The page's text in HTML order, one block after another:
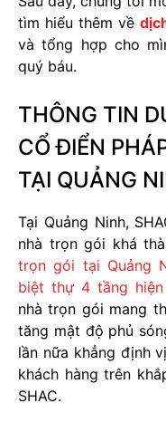
tìm hiểu thêm về
và tổng hợp cho
quý báu.
THÔNG TIN
CỔ ĐIỂN
TẠI QUẢNG
Tại Quảng Ninh,
nhà trọn gói khá
trọn gói tại Quảng
biệt thự 4 tầng
nhà trọn gói mang
tăng mật độ phủ
lần nữa khẳng định
khách hàng trên
SHAC.